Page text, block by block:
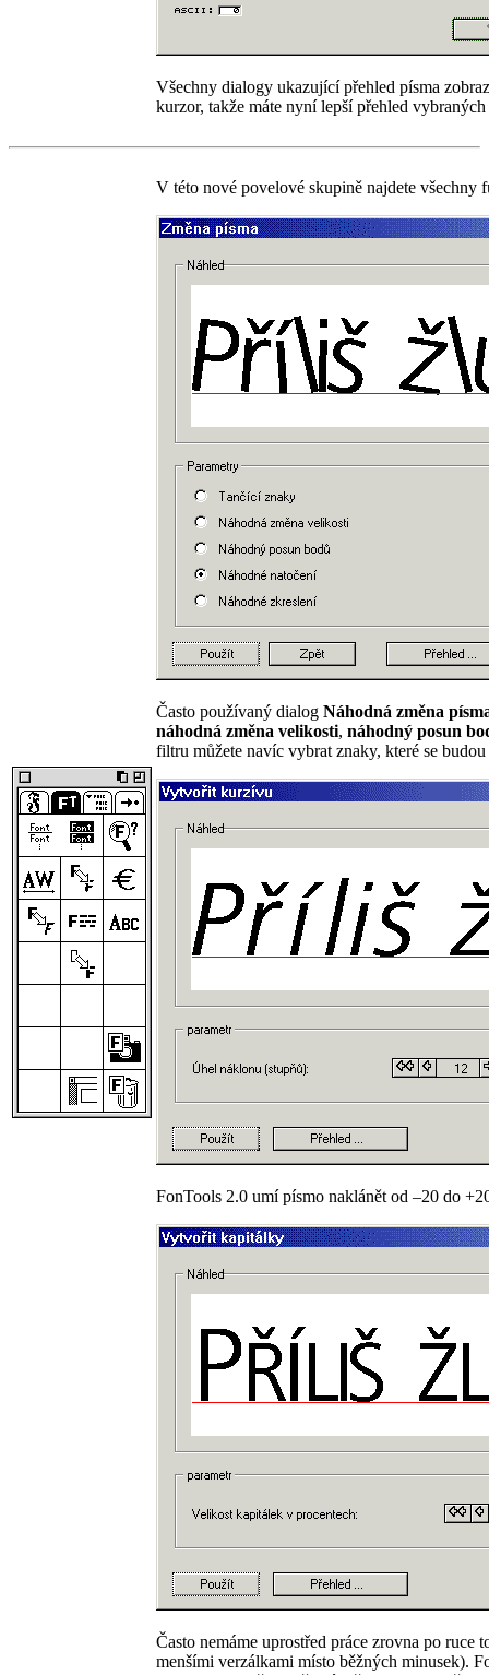
Všechny dialogy ukazující přehled písma
kurzor, takže máte nyní lepší přehled
V této nové povelové skupině najdete všechny
Často používaný dialog Náhodná změna
náhodná změna velikosti, náhodný posun
filtru můžete navíc vybrat znaky, které se
FonTools 2.0 umí písmo naklánět od –20 do
Často nemáme uprostřed práce zrovna po ruce
menšími verzálkami místo běžných minusek).